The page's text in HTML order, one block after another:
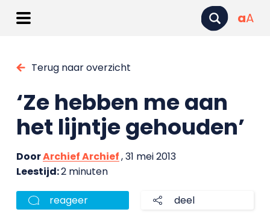
aA
Terug naar overzicht
‘Ze hebben me aan
het lijntje gehouden’
DoorArchief Archief, 31 mei 2013
Leestijd:2 minuten
reageer deel